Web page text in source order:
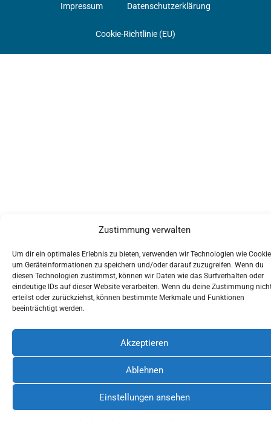
Zustimmung verwalten
Um dir ein optimales Erlebnis zu bieten, verwenden wir Technologien wie
um Geräteinformationen zu speichern und/oder darauf zuzugreifen. Wenn du
diesen Technologien zustimmst, können wir Daten wie das Surfverhalten oder
eindeutige IDs auf dieser Website verarbeiten. Wenn du deine Zustimmung
erteilst oder zurückziehst, können bestimmte Merkmale und Funktionen
beeinträchtigt werden.
Akzeptieren
Ablehnen
Einstellungen ansehen
Impressum Datenschutzerklärung
Cookie-Richtlinie (EU)